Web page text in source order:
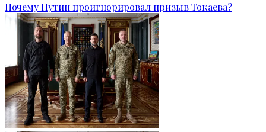
Почему Путин проигнорировал призыв Токаева?